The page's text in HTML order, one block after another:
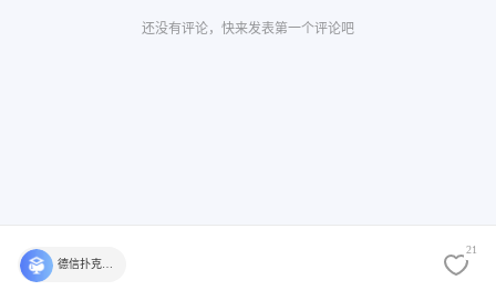
还没有评论，快来发表第一个评论吧
21